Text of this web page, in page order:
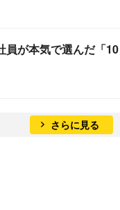
員が本気で選んだ「10
さらに見る